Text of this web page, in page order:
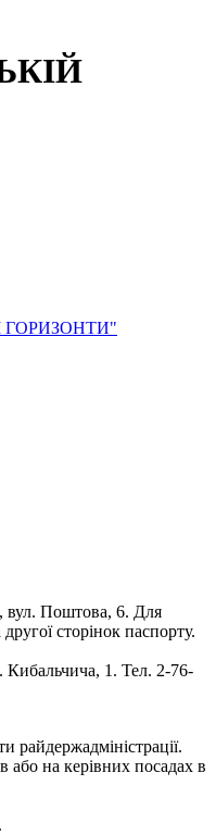
ГОРИЗОНТИ"
вул. Поштова, 6. Для
сторінок паспорту.
Кибальчича, 1. Тел. 2-76-
райдержадміністрації.
або на керівних посадах в